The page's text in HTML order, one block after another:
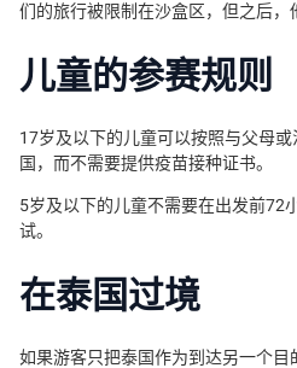
们的旅行被限制在沙盒区，但之后，
儿童的参赛规则
17岁及以下的儿童可以按照与父母
国，而不需要提供疫苗接种证书。
5岁及以下的儿童不需要在出发前72
试。
在泰国过境
如果游客只把泰国作为到达另一个